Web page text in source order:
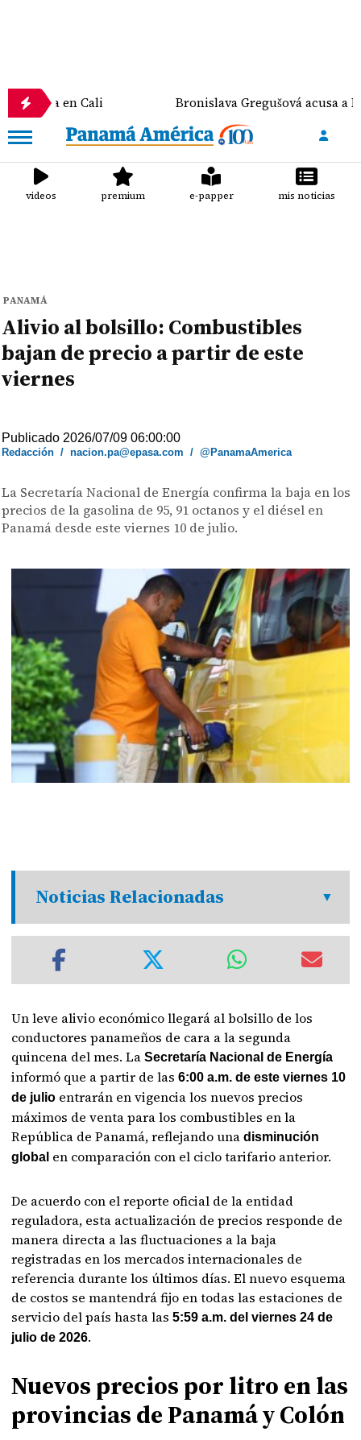
Cali Bronislava Gregušová acusa a Mario
videos premium e-papper mis noticias
PANAMÁ
Alivio al bolsillo: Combustibles
bajan de precio a partir de este
viernes
Publicado 2026/07/09 06:00:00
Redacción /nacion.pa@epasa.com /@PanamaAmerica
La Secretaría Nacional de Energía confirma la baja en los
precios de la gasolina de 95, 91 octanos y el diésel en
Panamá desde este viernes 10 de julio.
Noticias Relacionadas
Un leve alivio económico llegará al bolsillo de los
conductores panameños de cara a la segunda
quincena del mes. LaSecretaría Nacional de Energía
informó que a partir de las6:00 a.m. de este viernes 10
de julio entrarán en vigencia los nuevos precios
máximos de venta para los combustibles en la
República de Panamá, reflejando unadisminución
global en comparación con el ciclo tarifario anterior.
De acuerdo con el reporte oficial de la entidad
reguladora, esta actualización de precios responde de
manera directa a las fluctuaciones a la baja
registradas en los mercados internacionales de
referencia durante los últimos días. El nuevo esquema
de costos se mantendrá fijo en todas las estaciones de
servicio del país hasta las5:59 a.m. del viernes 24 de
julio de 2026.
Nuevos precios por litro en las
provincias de Panamá y Colón